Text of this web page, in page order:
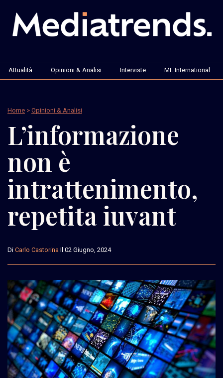
Attualità Opinioni & Analisi Interviste Mt. International
Home > Opinioni & Analisi
L’informazione
non è
intrattenimento,
repetita iuvant
Di Carlo Castorina Il 02 Giugno, 2024